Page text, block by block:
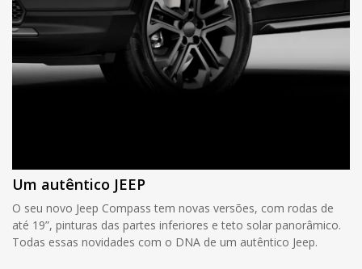
Um autêntico JEEP
O seu novo Jeep Compass tem novas versões, com rodas de
até 19”, pinturas das partes inferiores e teto solar panorâmico.
Todas essas novidades com o DNA de um autêntico Jeep.